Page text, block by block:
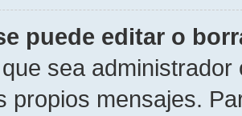
puede editar o
sea
propios mensajes.